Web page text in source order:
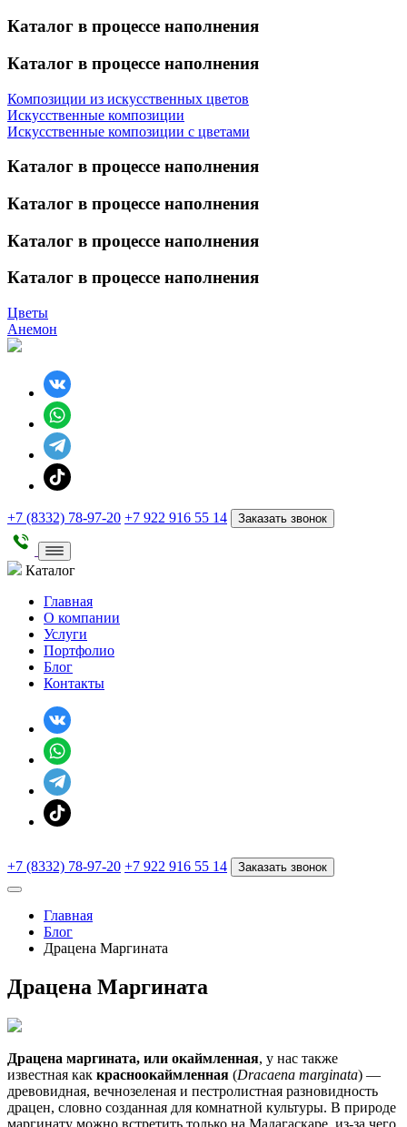
Каталог в процессе наполнения
Каталог в процессе наполнения
Композиции из искусственных цветов
Искусственные композиции
Искусственные композиции с цветами
Каталог в процессе наполнения
Каталог в процессе наполнения
Каталог в процессе наполнения
Каталог в процессе наполнения
Цветы
Анемон
+7 (8332) 78-97-20 +7 922 916 55 14 Заказать звонок
Каталог
Главная
О компании
Услуги
Портфолио
Блог
Контакты
+7 (8332) 78-97-20 +7 922 916 55 14 Заказать звонок
Главная
Блог
Драцена Маргината
Драцена Маргината
Драцена маргината, или окаймленная, у нас также
известная как красноокаймленная (Dracaena marginata) —
древовидная, вечнозеленая и пестролистная разновидность
драцен, словно созданная для комнатной культуры. В природе
маргинату можно встретить только на Мадагаскаре, из-за чего